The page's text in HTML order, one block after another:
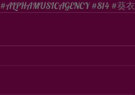
#ALPHAMUSICAGENCY #814 #葵衣